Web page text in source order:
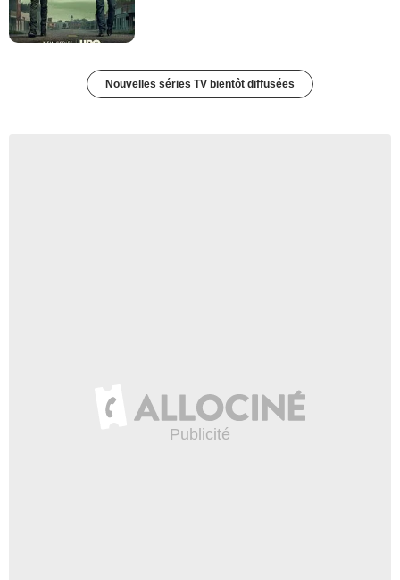
Nouvelles séries TV bientôt diffusées